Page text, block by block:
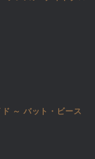
～ バット・ビース